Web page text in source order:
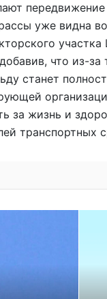
уже видна
что из-
станет
за жизнь и
транспортных